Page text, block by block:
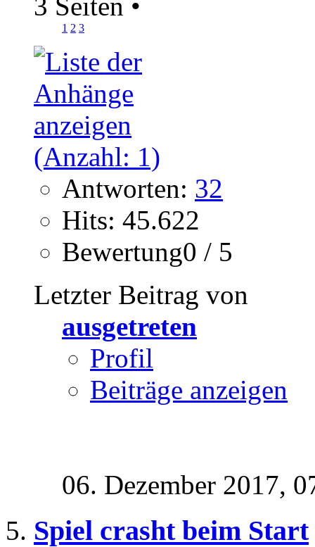
1 2 3
Antworten: 32
Hits: 45.622
Bewertung0 / 5
Letzter Beitrag von
ausgetreten
Profil
Beiträge anzeigen
06. Dezember 2017,
Spiel crasht beim Start